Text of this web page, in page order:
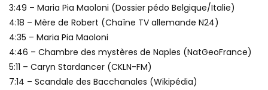
3:49 – Maria Pia Maoloni (Dossier pédo Belgique/Italie)
4:18 – Mère de Robert (Chaîne TV allemande N24)
4:35 – Maria Pia Maoloni
4:46 – Chambre des mystères de Naples (NatGeoFrance)
5:11 – Caryn Stardancer (CKLN-FM)
7:14 – Scandale des Bacchanales (Wikipédia)